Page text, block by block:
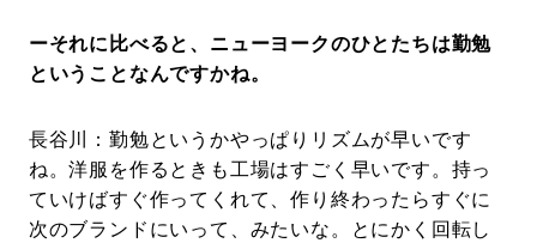
ーそれに比べると、ニューヨークのひとたちは勤勉
ということなんですかね。
長谷川：勤勉というかやっぱりリズムが早いです
ね。洋服を作るときも工場はすごく早いです。持っ
ていけばすぐ作ってくれて、作り終わったらすぐに
次のブランドにいって、みたいな。とにかく回転し